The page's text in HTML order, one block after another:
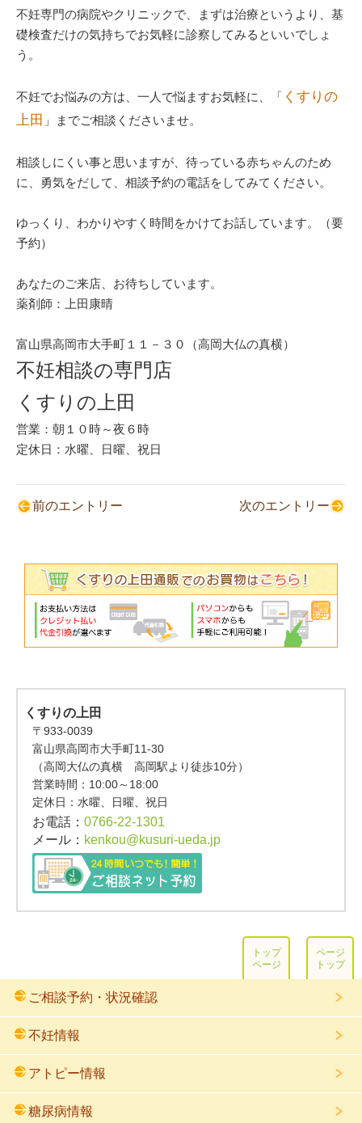
不妊専門の病院やクリニックで、まずは治療というより、基
礎検査だけの気持ちでお気軽に診察してみるといいでしょ
う。
不妊でお悩みの方は、一人で悩ますお気軽に、「 くすりの
上田 」までご相談くださいませ。
相談しにくい事と思いますが、待っている赤ちゃんのため
に、勇気をだして、相談予約の電話をしてみてください。
ゆっくり、わかりやすく時間をかけてお話しています。（要
予約）
あなたのご来店、お待ちしています。
薬剤師：上田康晴
富山県高岡市大手町１１－３０（高岡大仏の真横）
不妊相談の専門店
くすりの上田
営業：朝１０時～夜６時
定休日：水曜、日曜、祝日
前のエントリー 次のエントリー
くすりの上田
〒933-0039
富山県高岡市大手町11-30
（高岡大仏の真横 高岡駅より徒歩10分）
営業時間： 10:00～18:00
定休日：水曜、日曜、祝日
お電話： 0766-22-1301
メール： kenkou@kusuri-ueda.jp
ページ
トップ
トップ
ページ
ご相談予約・状況確認
不妊情報
アトピー情報
糖尿病情報